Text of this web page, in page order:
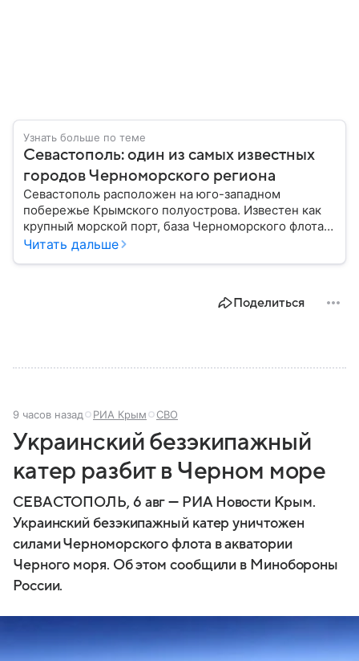
Узнать больше по теме
Севастополь: один из самых известных
городов Черноморского региона
Севастополь расположен на юго-западном
побережье Крымского полуострова. Известен как
крупный морской порт, база Черноморского флота и
город с богатой военной историей, сыгравший
Читать дальше
Поделиться
9 часов назад РИА Крым СВО
Украинский безэкипажный
катер разбит в Черном море
СЕВАСТОПОЛЬ, 6 авг — РИА Новости Крым.
Украинский безэкипажный катер уничтожен
силами Черноморского флота в акватории
Черного моря. Об этом сообщили в Минобороны
России.